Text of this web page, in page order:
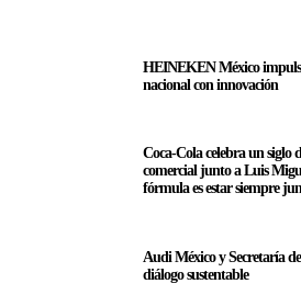
HEINEKEN México
nacional con innovación
Coca-Cola celebra un siglo
comercial junto a Luis
fórmula es estar siempre
Audi México y Secretaría
diálogo sustentable